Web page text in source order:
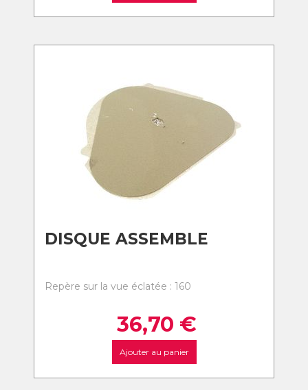
DISQUE ASSEMBLE
Repère sur la vue éclatée : 160
36,70 €
Ajouter au panier